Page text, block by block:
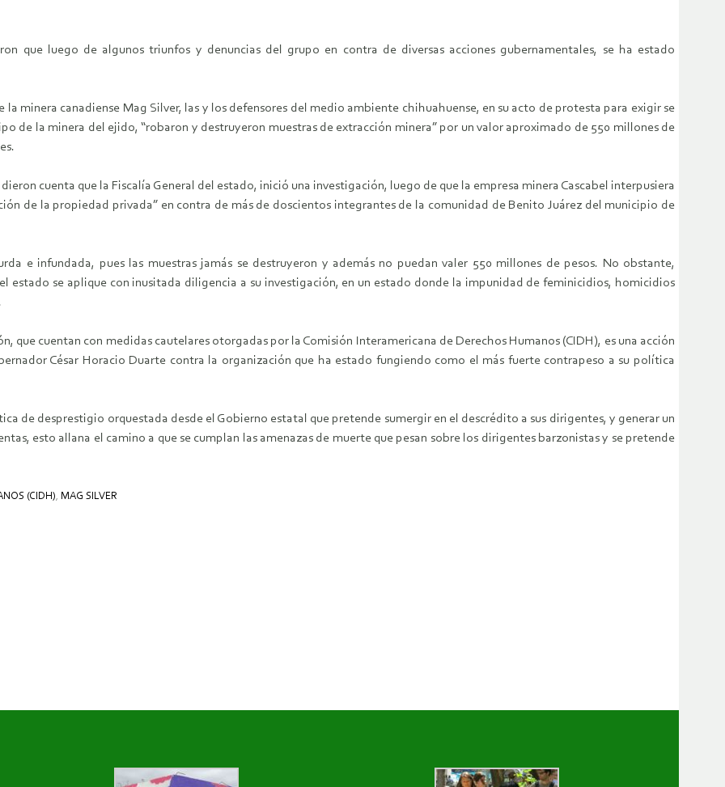
que luego de algunos triunfos y denuncias del grupo en contra de diversas acciones gubernamentales, se ha estado
minera canadiense Mag Silver, las y los defensores del medio ambiente chihuahuense, en su acto de protesta para exigir se
de la minera del ejido, “robaron y destruyeron muestras de extracción minera” por un valor aproximado de 550 millones de
cuenta que la Fiscalía General del estado, inició una investigación, luego de que la empresa minera Cascabel interpusiera
de la propiedad privada” en contra de más de doscientos integrantes de la comunidad de Benito Juárez del municipio de
e infundada, pues las muestras jamás se destruyeron y además no puedan valer 550 millones de pesos. No obstante,
estado se aplique con inusitada diligencia a su investigación, en un estado donde la impunidad de feminicidios, homicidios
que cuentan con medidas cautelares otorgadas por la Comisión Interamericana de Derechos Humanos (CIDH), es una acción
César Horacio Duarte contra la organización que ha estado fungiendo como el más fuerte contrapeso a su política
de desprestigio orquestada desde el Gobierno estatal que pretende sumergir en el descrédito a sus dirigentes, y generar un
esto allana el camino a que se cumplan las amenazas de muerte que pesan sobre los dirigentes barzonistas y se pretende
(CIDH), MAG SILVER